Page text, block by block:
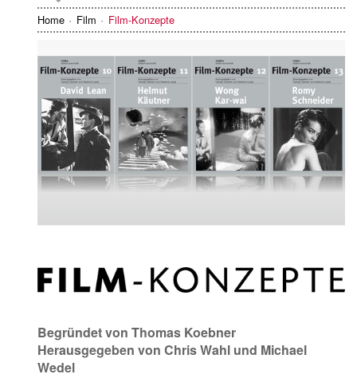
Home Film Film-Konzepte
Begründet von Thomas Koebner
Herausgegeben von Chris Wahl und Michael
Wedel